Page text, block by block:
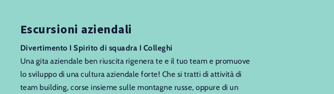
Escursioni aziendali
Divertimento I Spirito di squadra I Colleghi
Una gita aziendale ben riuscita rigenera te e il tuo team e promuove
lo sviluppo di una cultura aziendale forte! Che si tratti di attività di
team building, corse insieme sulle montagne russe, oppure di un